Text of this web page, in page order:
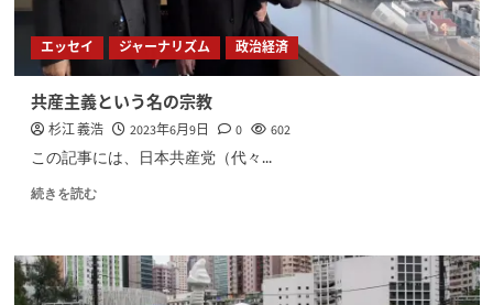
エッセイ ジャーナリズム 政治経済
共産主義という名の宗教
杉江 義浩 2023年6月9日 0 602
この記事には、日本共産党（代々...
続きを読む